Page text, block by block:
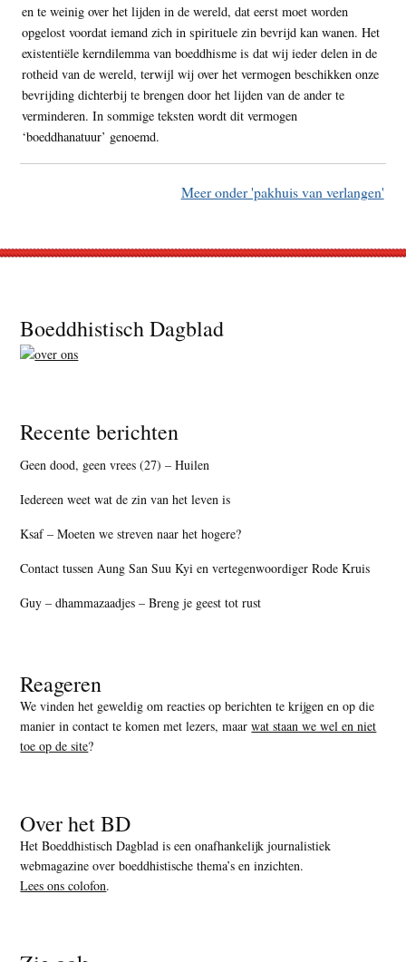
en te weinig over het lijden in de wereld, dat eerst moet worden
opgelost voordat iemand zich in spirituele zin bevrijd kan wanen. Het
existentiële kerndilemma van boeddhisme is dat wij ieder delen in de
rotheid van de wereld, terwijl wij over het vermogen beschikken onze
bevrijding dichterbij te brengen door het lijden van de ander te
verminderen. In sommige teksten wordt dit vermogen
‘boeddhanatuur’ genoemd.
Meer onder 'pakhuis van verlangen'
Footer
Boeddhistisch Dagblad
Recente berichten
Geen dood, geen vrees (27) – Huilen
Iedereen weet wat de zin van het leven is
Ksaf – Moeten we streven naar het hogere?
Contact tussen Aung San Suu Kyi en vertegenwoordiger Rode Kruis
Guy – dhammazaadjes – Breng je geest tot rust
Reageren
We vinden het geweldig om reacties op berichten te krijgen en op die
manier in contact te komen met lezers, maarwat staan we wel en niet
toe op de site?
Over het BD
Het Boeddhistisch Dagblad is een onafhankelijk journalistiek
webmagazine over boeddhistische thema’s en inzichten.
Lees ons colofon.